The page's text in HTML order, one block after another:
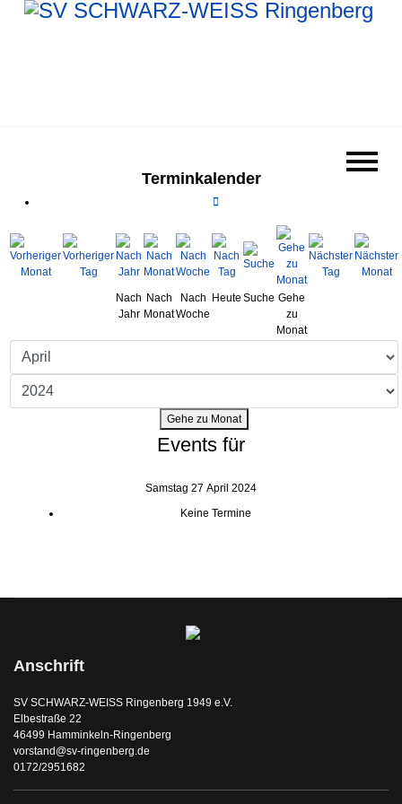
Terminkalender
Nach
Jahr
Nach
Monat
Nach
Woche
Heute Suche Gehe
zu
Monat
Gehe zu Monat
Events für
Samstag 27 April 2024
Keine Termine
Anschrift
SV SCHWARZ-WEISS Ringenberg 1949 e.V.
Elbestraße 22
46499 Hamminkeln-Ringenberg
vorstand@sv-ringenberg.de
0172/2951682